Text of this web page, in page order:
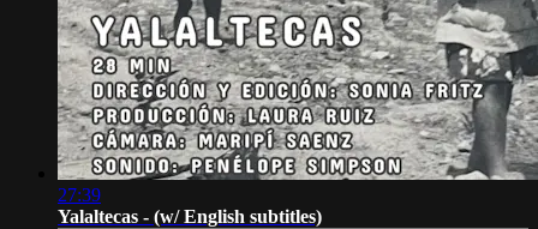
27:39
Yalaltecas - (w/ English subtitles)